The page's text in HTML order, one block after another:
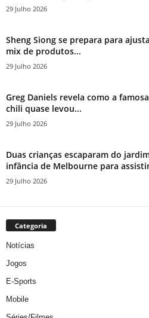
29 Julho 2026
Sheng Siong se prepara para
mix de produtos...
29 Julho 2026
Greg Daniels revela como a
chili quase levou...
29 Julho 2026
Duas crianças escaparam do
infância de Melbourne para
29 Julho 2026
Categoria
Notícias
Jogos
E-Sports
Mobile